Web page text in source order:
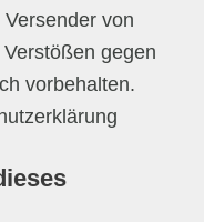
von
gegen
vorbehalten.